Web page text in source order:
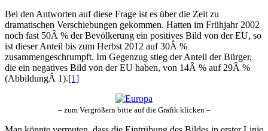
Bei den Antworten auf diese Frage ist es über die Zeit zu
dramatischen Verschiebungen gekommen. Hatten im Frühjahr 2002
noch fast 50Â % der Bevölkerung ein positives Bild von der EU, so
ist dieser Anteil bis zum Herbst 2012 auf 30Â %
zusammengeschrumpft. Im Gegenzug stieg der Anteil der Bürger,
die ein negatives Bild von der EU haben, von 14Â % auf 29Â %
(AbbildungÂ 1).[1]
– zum Vergrößern bitte auf die Grafik klicken –